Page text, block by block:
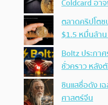
Coldcard อา
ตลาดคริปโตซ
$1.5 หมื่นล้า
Boltz ประกา
ชั่วคราว หลัง
ซินแสชื่อดัง เฉ
ศาสตร์จีน